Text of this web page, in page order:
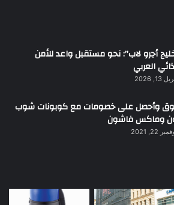
أجرو لاب”: نحو مستقبل واعد للأمن
العربي
13, 2026
وأحصل على خصومات مع كوبونات شوب
وماكس فاشون
22, 2021